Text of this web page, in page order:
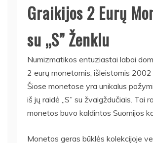
Graikijos 2 Eurų
su „S” Ženklu
Numizmatikos entuziastai labai
2 eurų monetomis, išleistomis 2002
Šiose monetose yra unikalus
iš jų raidė „S” su žvaigždučiais. Tai
monetos buvo kaldintos Suomijos
Monetos geras būklės kolekcijoje